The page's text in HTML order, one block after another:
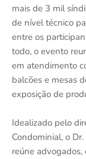
mais de 3 mil
de nível técnico
entre os
todo, o evento
em atendimento
balcões e mesas
exposição de
Idealizado pelo
Condominial, o
reúne